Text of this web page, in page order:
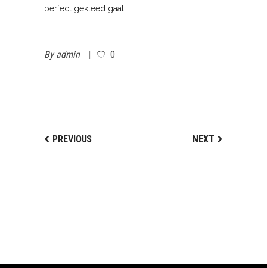
perfect gekleed gaat.
Byadmin 0
PREVIOUS NEXT